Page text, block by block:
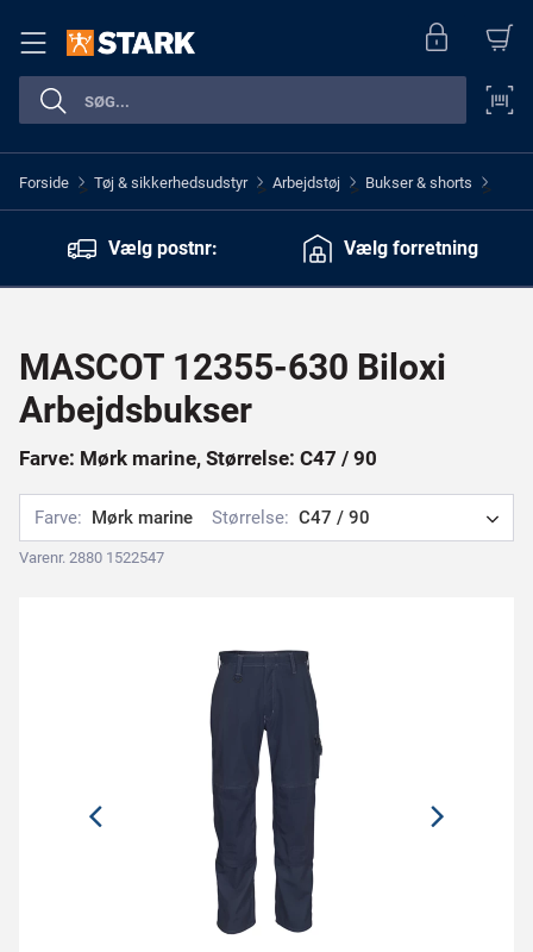
Forside > Tøj & sikkerhedsudstyr > Arbejdstøj > Bukser & shorts >
Vælg postnr: Vælg forretning
MASCOT 12355-630 Biloxi
Arbejdsbukser
Farve: Mørk marine, Størrelse: C47 / 90
Farve: Mørk marine Størrelse: C47 / 90
Varenr. 2880 1522547